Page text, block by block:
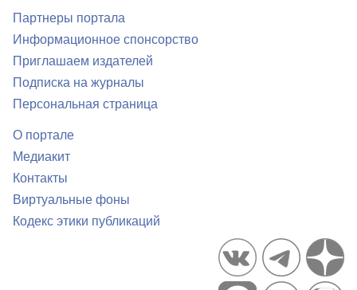
Партнеры портала
Информационное спонсорство
Приглашаем издателей
Подписка на журналы
Персональная страница
О портале
Медиакит
Контакты
Виртуальные фоны
Кодекс этики публикаций